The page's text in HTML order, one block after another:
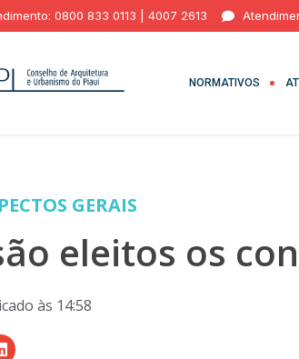
0800 833 0113 | 4007 2613
NORMATIVOS
GERAIS
eleitos os
às 14:58